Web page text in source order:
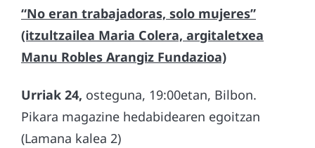
“No eran trabajadoras, solo mujeres”
(itzultzailea Maria Colera, argitaletxea
Manu Robles Arangiz Fundazioa)
Urriak 24, osteguna, 19:00etan, Bilbon.
Pikara magazine hedabidearen egoitzan
(Lamana kalea 2)